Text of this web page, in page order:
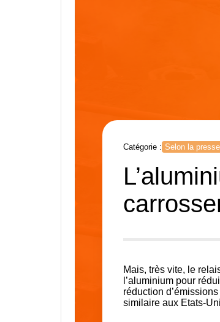
Catégorie : Selon la presse
Mais, très vite, le
l’aluminium pour
réduction
similaire aux Etats-